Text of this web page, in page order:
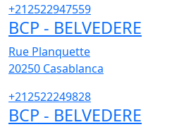
+212522947559
BCP - BELVEDERE
Rue Planquette
20250 Casablanca
+212522249828
BCP - BELVEDERE